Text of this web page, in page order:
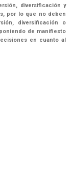
diversificación y
por lo que no deben
diversificación o
de manifiesto
en cuanto al